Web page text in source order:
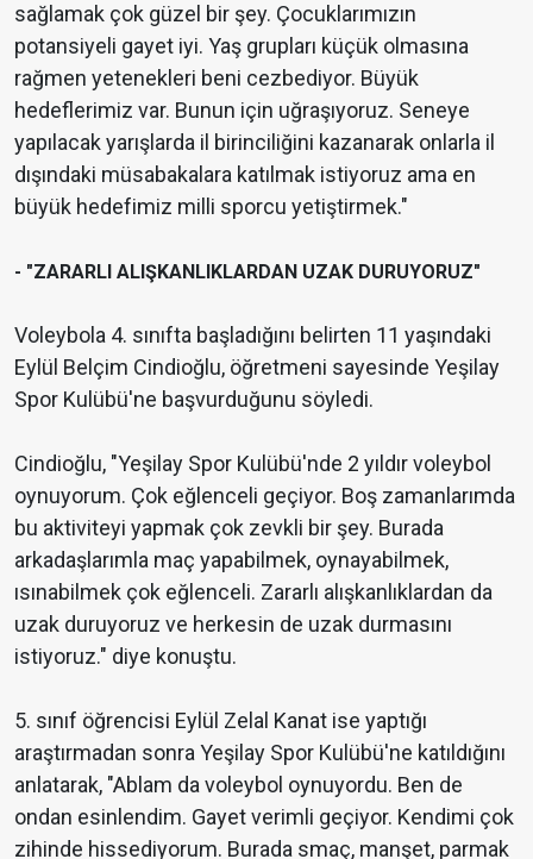
sağlamak çok güzel bir şey. Çocuklarımızın
potansiyeli gayet iyi. Yaş grupları küçük olmasına
rağmen yetenekleri beni cezbediyor. Büyük
hedeflerimiz var. Bunun için uğraşıyoruz. Seneye
yapılacak yarışlarda il birinciliğini kazanarak onlarla il
dışındaki müsabakalara katılmak istiyoruz ama en
büyük hedefimiz milli sporcu yetiştirmek."
- "ZARARLI ALIŞKANLIKLARDAN UZAK DURUYORUZ"
Voleybola 4. sınıfta başladığını belirten 11 yaşındaki
Eylül Belçim Cindioğlu, öğretmeni sayesinde Yeşilay
Spor Kulübü'ne başvurduğunu söyledi.
Cindioğlu, "Yeşilay Spor Kulübü'nde 2 yıldır voleybol
oynuyorum. Çok eğlenceli geçiyor. Boş zamanlarımda
bu aktiviteyi yapmak çok zevkli bir şey. Burada
arkadaşlarımla maç yapabilmek, oynayabilmek,
ısınabilmek çok eğlenceli. Zararlı alışkanlıklardan da
uzak duruyoruz ve herkesin de uzak durmasını
istiyoruz." diye konuştu.
5. sınıf öğrencisi Eylül Zelal Kanat ise yaptığı
araştırmadan sonra Yeşilay Spor Kulübü'ne katıldığını
anlatarak, "Ablam da voleybol oynuyordu. Ben de
ondan esinlendim. Gayet verimli geçiyor. Kendimi çok
zihinde hissediyorum. Burada smaç, manşet, parmak